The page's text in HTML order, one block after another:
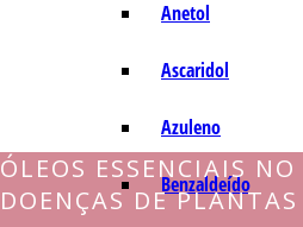
Anetol
Ascaridol
Azuleno
Benzaldeído
ÓLEOS ESSENCIAIS
DOENÇAS DE PLANTAS